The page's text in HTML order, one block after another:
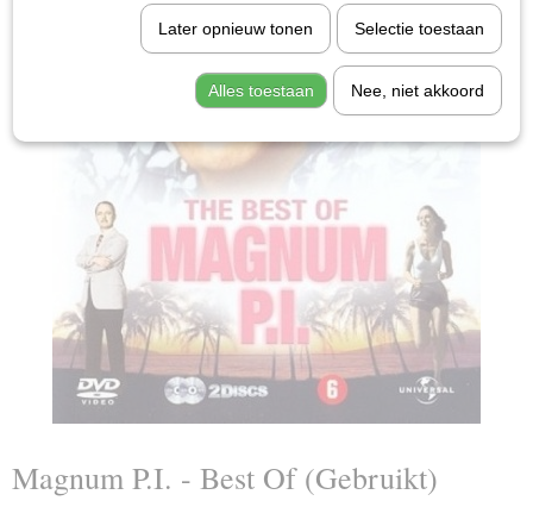
Magnum P.I. - Best Of (Gebruikt)
Later opnieuw tonen Selectie toestaan
Alles toestaan Nee, niet akkoord